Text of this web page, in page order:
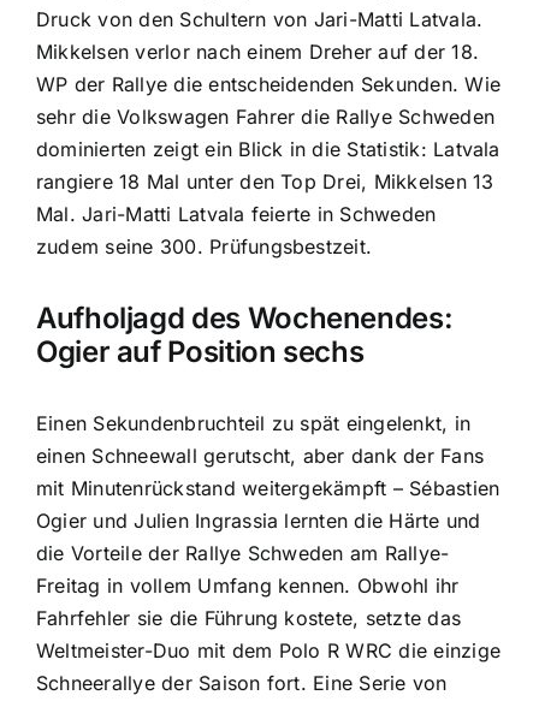
Druck von den Schultern von Jari-Matti Latvala.
Mikkelsen verlor nach einem Dreher auf der 18.
WP der Rallye die entscheidenden Sekunden. Wie
sehr die Volkswagen Fahrer die Rallye Schweden
dominierten zeigt ein Blick in die Statistik: Latvala
rangiere 18 Mal unter den Top Drei, Mikkelsen 13
Mal. Jari-Matti Latvala feierte in Schweden
zudem seine 300. Prüfungsbestzeit.
Aufholjagd des Wochenendes:
Ogier auf Position sechs
Einen Sekundenbruchteil zu spät eingelenkt, in
einen Schneewall gerutscht, aber dank der Fans
mit Minutenrückstand weitergekämpft – Sébastien
Ogier und Julien Ingrassia lernten die Härte und
die Vorteile der Rallye Schweden am Rallye-
Freitag in vollem Umfang kennen. Obwohl ihr
Fahrfehler sie die Führung kostete, setzte das
Weltmeister-Duo mit dem Polo R WRC die einzige
Schneerallye der Saison fort. Eine Serie von